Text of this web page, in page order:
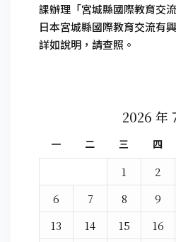
課辦理「宮城縣國際教育交
日本宮城縣國際教育交流有
詳如說明，請查照。
2026 年
一 二 三 四
1 2
6
7 8 9
13
14 15 16